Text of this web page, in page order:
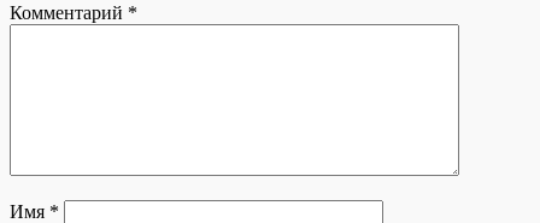
Комментарий *
Имя *